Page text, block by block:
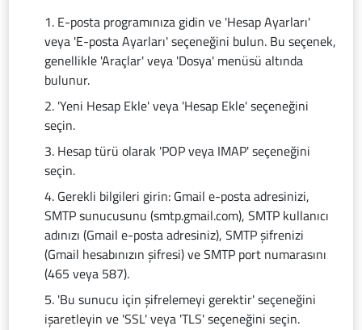
E-posta programınıza gidin ve 'Hesap Ayarları'
veya 'E-posta Ayarları' seçeneğini bulun. Bu seçenek,
genellikle 'Araçlar' veya 'Dosya' menüsü altında
bulunur.
'Yeni Hesap Ekle' veya 'Hesap Ekle' seçeneğini
seçin.
Hesap türü olarak 'POP veya IMAP' seçeneğini
seçin.
Gerekli bilgileri girin: Gmail e-posta adresinizi,
SMTP sunucusunu (smtp.gmail.com), SMTP kullanıcı
adınızı (Gmail e-posta adresiniz), SMTP şifrenizi
(Gmail hesabınızın şifresi) ve SMTP port numarasını
(465 veya 587).
'Bu sunucu için şifrelemeyi gerektir' seçeneğini
işaretleyin ve 'SSL' veya 'TLS' seçeneğini seçin.